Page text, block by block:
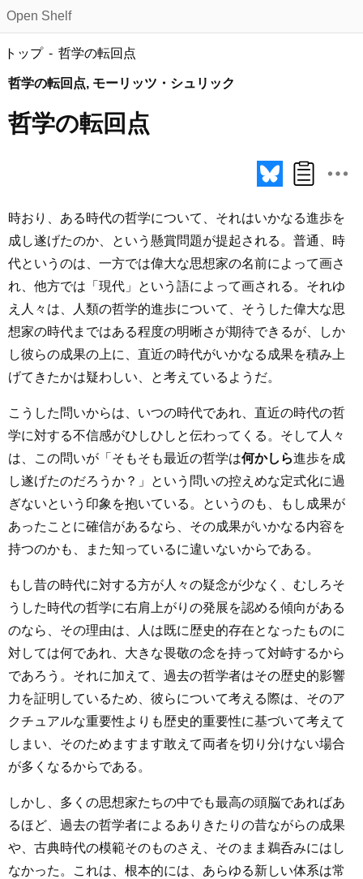
Open Shelf
トップ 哲学の転回点
哲学の転回点, モーリッツ・シュリック
哲学の転回点
時おり、ある時代の哲学について、それはいかなる進歩を
成し遂げたのか、という懸賞問題が提起される。普通、時
代というのは、一方では偉大な思想家の名前によって画さ
れ、他方では「現代」という語によって画される。それゆ
え人々は、人類の哲学的進歩について、そうした偉大な思
想家の時代まではある程度の明晰さが期待できるが、しか
し彼らの成果の上に、直近の時代がいかなる成果を積み上
げてきたかは疑わしい、と考えているようだ。
こうした問いからは、いつの時代であれ、直近の時代の哲
学に対する不信感がひしひしと伝わってくる。そして人々
は、この問いが「そもそも最近の哲学は何かしら進歩を成
し遂げたのだろうか？」という問いの控えめな定式化に過
ぎないという印象を抱いている。というのも、もし成果が
あったことに確信があるなら、その成果がいかなる内容を
持つのかも、また知っているに違いないからである。
もし昔の時代に対する方が人々の疑念が少なく、むしろそ
うした時代の哲学に右肩上がりの発展を認める傾向がある
のなら、その理由は、人は既に歴史的存在となったものに
対しては何であれ、大きな畏敬の念を持って対峙するから
であろう。それに加えて、過去の哲学者はその歴史的影響
力を証明しているため、彼らについて考える際は、そのア
クチュアルな重要性よりも歴史的重要性に基づいて考えて
しまい、そのためますます敢えて両者を切り分けない場合
が多くなるからである。
しかし、多くの思想家たちの中でも最高の頭脳であればあ
るほど、過去の哲学者によるありきたりの昔ながらの成果
や、古典時代の模範そのものさえ、そのまま鵜呑みにはし
なかった。これは、根本的には、あらゆる新しい体系は常